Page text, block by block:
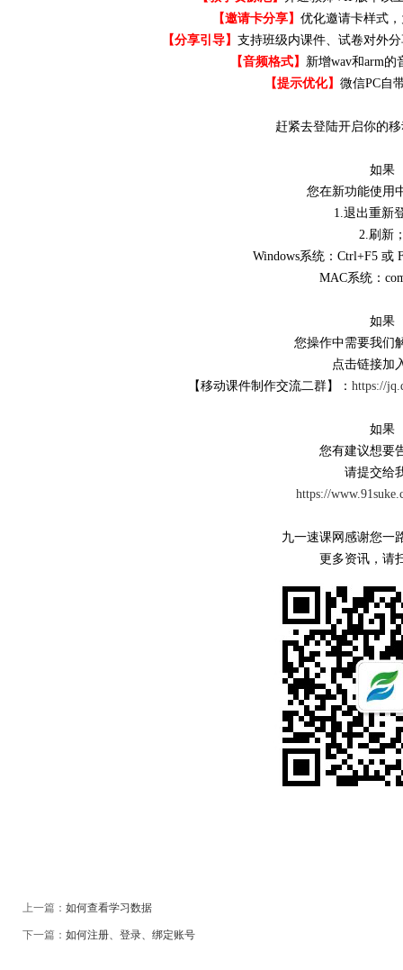
【邀请卡分享】 优化邀请卡样式
【分享引导】 支持班级内课件、试卷对外
【音频格式】 新增wav和arm
【提示优化】 微信PC自
赶紧去登陆开启你的
如果
您在新功能使用
1.退出重新
2.刷新
Windows系统：Ctrl+F5 或
MAC系统：
如果
您操作中需要我们
点击链接加
【移动课件制作交流二群】： https://
如果
您有建议想要
请提交给
https://
九一速课网感谢您一
更多资讯，请
上一篇： 如何查看学习数据
下一篇： 如何注册、登录、绑定账号